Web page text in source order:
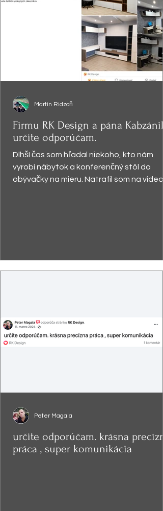
Firmu RK Design a pána
určite odporúčam.
Dlhší čas som hľadal niekoho, kto nám
vyrobí nábytok a konferenčný stôl do
obývačky na mieru. Natrafil som na video,
Martin Ridzoň
určite odporúčam. krásna
práca , super komunikácia
Peter Magala